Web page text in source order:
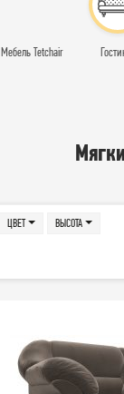
Мебель Tetchair
ЦВЕТ
ВЫСОТА